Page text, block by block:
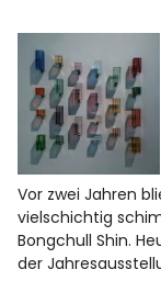
f I
Vor zwei Jahren
vielschichtig
Bongchull Shin.
der